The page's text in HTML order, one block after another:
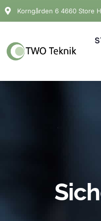
Zum
Inhalt
Korngården 6 4660 Store